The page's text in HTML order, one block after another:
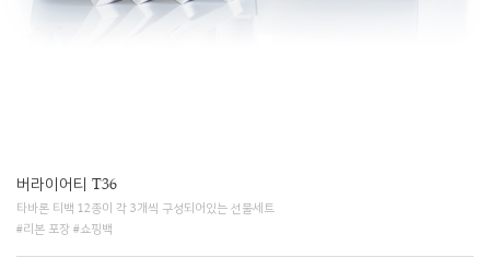
버라이어티 T36
타바론 티백 12종이 각 3개씩 구성되어있는 선물세트
#리본 포장 #쇼핑백